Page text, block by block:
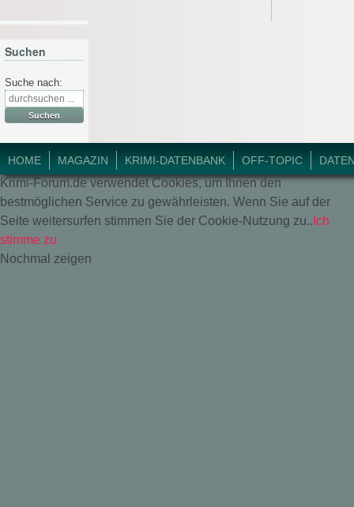
Suchen
Suche nach:
HOME MAGAZIN KRIMI-DATENBANK OFF-TOPIC
© 2018 Krimi-Forum.
Krimi-Forum.de verwendet Cookies, um Ihnen den
bestmöglichen Service zu gewährleisten. Wenn Sie auf der
Seite weitersurfen stimmen Sie der Cookie-Nutzung zu.. Ich
stimme zu
Nochmal zeigen